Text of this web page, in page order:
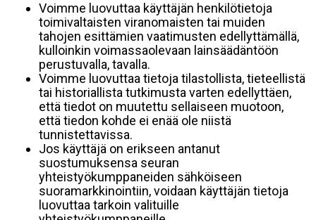
Voimme luovuttaa käyttäjän henkilötietoja
toimivaltaisten viranomaisten tai muiden
tahojen esittämien vaatimusten edellyttämällä,
kulloinkin voimassaolevaan lainsäädäntöön
perustuvalla, tavalla.
Voimme luovuttaa tietoja tilastollista, tieteellistä
tai historiallista tutkimusta varten edellyttäen,
että tiedot on muutettu sellaiseen muotoon,
että tiedon kohde ei enää ole niistä
tunnistettavissa.
Jos käyttäjä on erikseen antanut
suostumuksensa seuran
yhteistyökumppaneiden sähköiseen
suoramarkkinointiin, voidaan käyttäjän tietoja
luovuttaa tarkoin valituille